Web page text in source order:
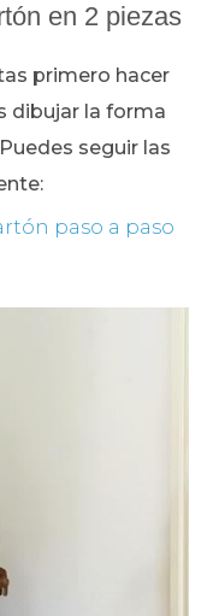
en 2 piezas
primero hacer
dibujar la forma
seguir las
paso a paso